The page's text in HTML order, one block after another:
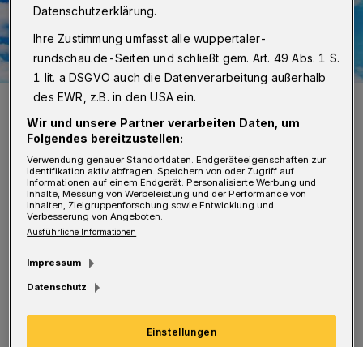
Das Logo der Initiative.
Foto: eintopfwuppertal.de
Um der Krise etwas entgegenzusetzen, trafen
sich Kulturschaffende in den virtuellen
Besprechungsräumen von Utopiastadt. Nach
einem ersten Positionspapier wurde der
Solidarfonds "EinTopf" ins Leben gerufen.
ein Drittel aller Zahlungen an die lokale
Datenschutzerklärung.
Ihre Zustimmung umfasst alle wuppertaler-
rundschau.de-Seiten und schließt gem. Art. 49 Abs. 1 S.
1 lit. a DSGVO auch die Datenverarbeitung außerhalb
des EWR, z.B. in den USA ein.
Wir und unsere Partner verarbeiten Daten, um
Folgendes bereitzustellen:
Verwendung genauer Standortdaten. Endgeräteeigenschaften zur
Identifikation aktiv abfragen. Speichern von oder Zugriff auf
Informationen auf einem Endgerät. Personalisierte Werbung und
Inhalte, Messung von Werbeleistung und der Performance von
Inhalten, Zielgruppenforschung sowie Entwicklung und
Verbesserung von Angeboten.
Ausführliche Informationen
Impressum
Datenschutz
Einstellungen